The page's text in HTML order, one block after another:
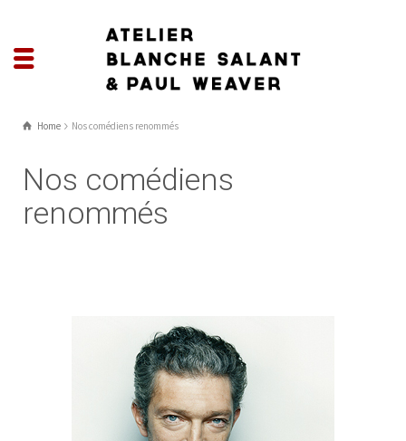
Home Nos comédiens renommés
Nos comédiens
renommés